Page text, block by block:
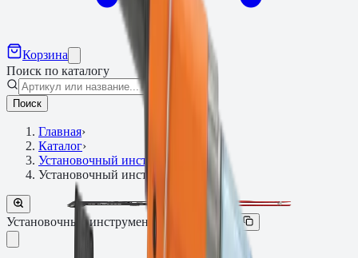
Корзина
Поиск по каталогу
Поиск
Главная›
Каталог›
Установочный инструмент
Установочный инструмент, ручной
Установочный инструмент Артикул: